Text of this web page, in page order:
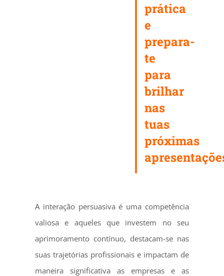
prática
e
prepara-
te
para
brilhar
nas
tuas
próximas
A interação persuasiva é uma competência
valiosa e aqueles que investem no seu
aprimoramento contínuo, destacam-se nas
suas trajetórias profissionais e impactam de
maneira significativa as empresas e as